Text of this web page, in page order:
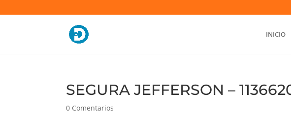
INICIO
SEGURA JEFFERSON –
0 Comentarios